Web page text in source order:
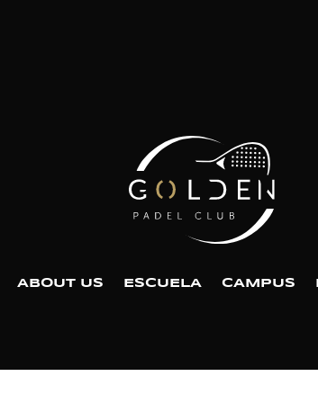
ABOUT US ESCUELA CAMPUS